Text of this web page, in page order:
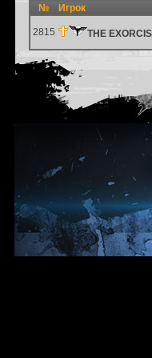
№ Игрок
2815 THE